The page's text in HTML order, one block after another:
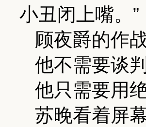
小丑闭上嘴。”
顾夜爵的作
他不需要谈判
他只需要用
苏晚看着屏